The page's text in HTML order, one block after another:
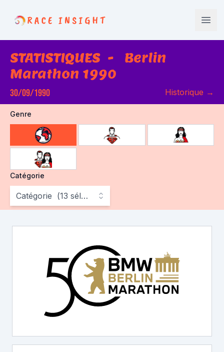
Race Insight
STATISTIQUES - Berlin
Marathon 1990
30/09/1990 Historique →
Genre
choose gender
Catégorie
Catégorie (13 sélectionné